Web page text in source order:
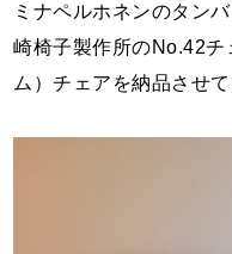
ミナペルホネンのタン
崎椅子製作所のNo.42
ム）チェアを納品させ